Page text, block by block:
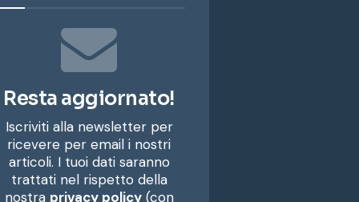
Resta aggiornato!
Iscriviti alla newsletter per
ricevere per email i nostri
articoli. I tuoi dati saranno
trattati nel rispetto della
nostra privacy policy(con